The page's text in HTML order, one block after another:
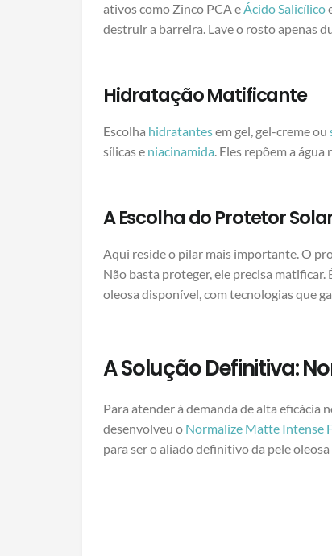
ativos como Zinco PCA eÁcido Salicílico
destruir a barreira. Lave o rosto apenas
Hidratação Matificante
Escolha hidratantesem gel, gel-creme ou
sílicas e niacinamida. Eles repõem a
A Escolha do Protetor
Aqui reside o pilar mais importante. O
Não basta proteger, ele precisa
oleosa disponível, com tecnologias que
A Solução Definitiva:
Para atender à demanda de alta eficácia
desenvolveu o Normalize Matte Intense
para ser o aliado definitivo da pele oleosa